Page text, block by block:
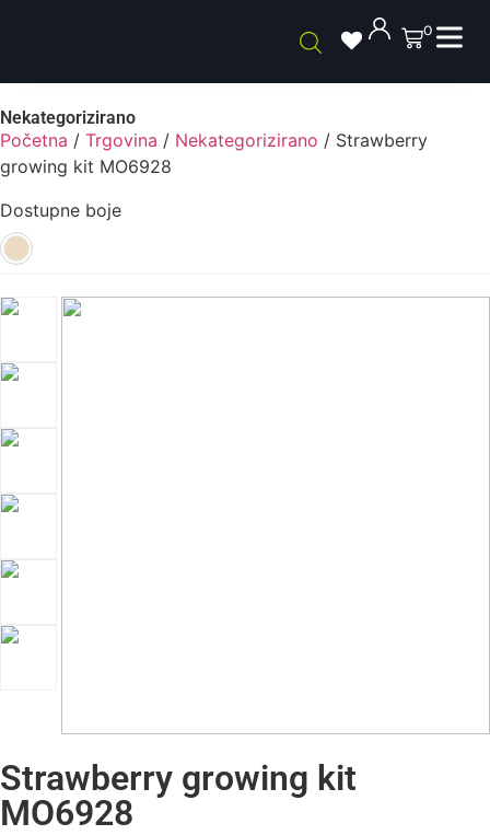
0
Nekategorizirano
Početna / Trgovina / Nekategorizirano / Strawberry
growing kit MO6928
Dostupne boje
Strawberry growing kit
MO6928